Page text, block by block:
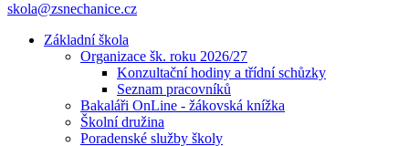
skola@zsnechanice.cz
Základní škola
Organizace šk. roku 2026/27
Konzultační hodiny a třídní schůzky
Seznam pracovníků
Bakaláři OnLine - žákovská knížka
Školní družina
Poradenské služby školy